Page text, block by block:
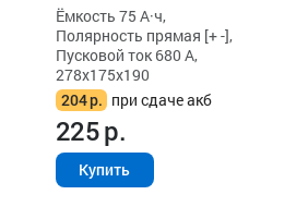
Ёмкость 75 А·ч,
Полярность прямая [+ -],
Пусковой ток 680 А,
278x175x190
204р. при сдаче акб
225р.
Купить